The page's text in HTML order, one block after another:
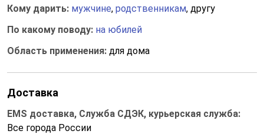
Кому дарить: мужчине, родственникам, другу
По какому поводу: на юбилей
Область применения: для дома
Доставка
EMS доставка, Служба СДЭК, курьерская служба:
Все города России